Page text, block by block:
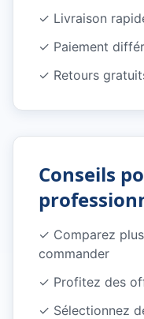
✓ Livraison
✓ Paiement
✓ Retours
Conseils
✓ Comparez
commander
✓ Profitez des
✓ Sélectionnez